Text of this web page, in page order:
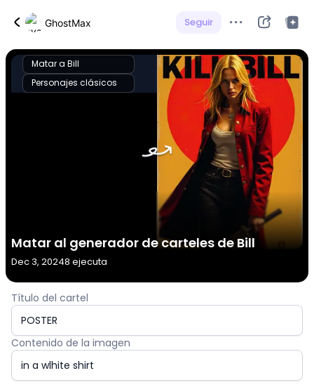
GhostMax Seguir
Matar a Bill
Personajes clásicos
Matar al generador de carteles de Bill
Dec 3, 20248 ejecuta
Título del cartel
Contenido de la imagen